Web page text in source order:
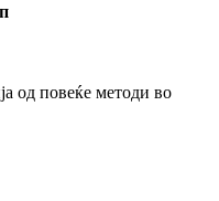
од повеќе методи во